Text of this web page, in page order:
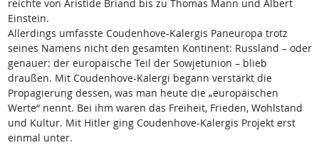
reichte von Aristide Briand bis zu Thomas Mann und Albert
Einstein.
Allerdings umfasste Coudenhove-Kalergis Paneuropa trotz
seines Namens nicht den gesamten Kontinent: Russland – oder
genauer: der europäische Teil der Sowjetunion – blieb
draußen. Mit Coudenhove-Kalergi begann verstärkt die
Propagierung dessen, was man heute die „europäischen
Werte“ nennt. Bei ihm waren das Freiheit, Frieden, Wohlstand
und Kultur. Mit Hitler ging Coudenhove-Kalergis Projekt erst
einmal unter.